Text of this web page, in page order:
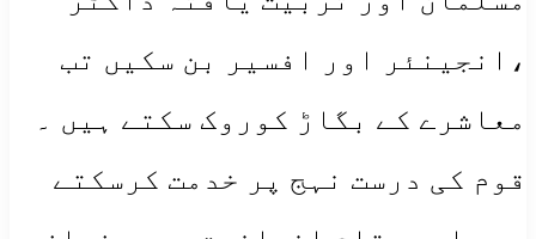
،انجینئر اور افسیر بن سکیں تب
معاشرے کے بگاڑ کوروک سکتے ہیں ۔
قوم کی درست نہج پر خدمت کرسکتے